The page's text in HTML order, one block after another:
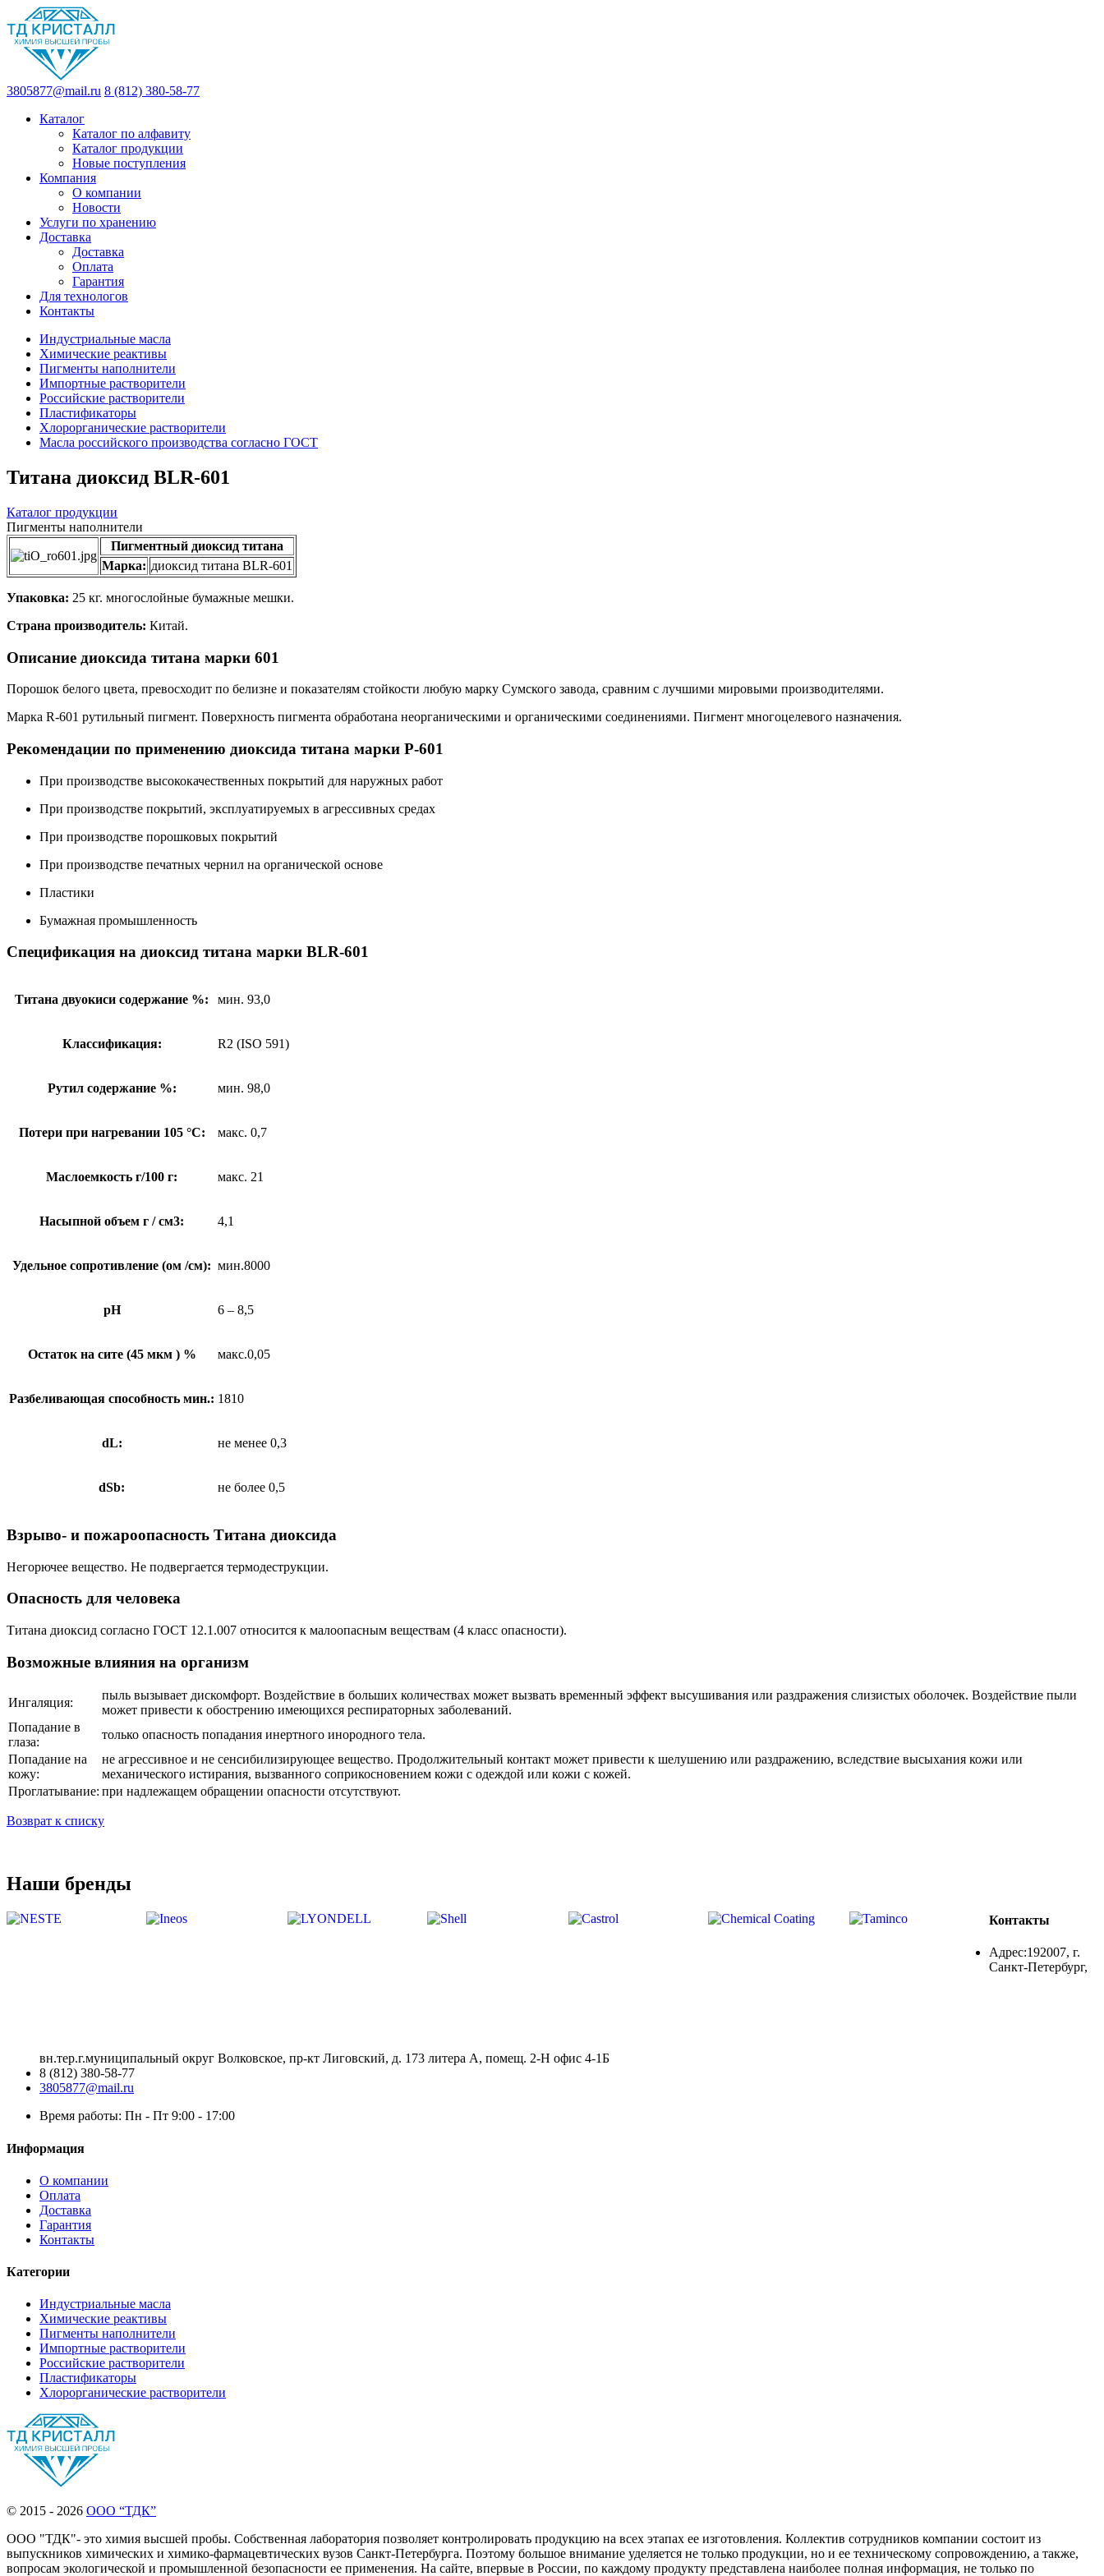
3805877@mail.ru 8 (812) 380-58-77
Каталог
Каталог по алфавиту
Каталог продукции
Новые поступления
Компания
О компании
Новости
Услуги по хранению
Доставка
Доставка
Оплата
Гарантия
Для технологов
Контакты
Индустриальные масла
Химические реактивы
Пигменты наполнители
Импортные растворители
Российские растворители
Пластификаторы
Хлорорганические растворители
Масла российского производства согласно ГОСТ
Титана диоксид BLR-601
Каталог продукции
Пигменты наполнители
Пигментный диоксид титана
Марка: диоксид титана BLR-601
Упаковка: 25 кг. многослойные бумажные мешки.
Страна производитель: Китай.
Описание диоксида титана марки 601
Порошок белого цвета, превосходит по белизне и показателям стойкости любую марку Сумского завода, сравним с лучшими мировыми производителями.
Марка R-601 рутильный пигмент. Поверхность пигмента обработана неорганическими и органическими соединениями. Пигмент многоцелевого назначения.
Рекомендации по применению диоксида титана марки Р-601
При производстве высококачественных покрытий для наружных работ
При производстве покрытий, эксплуатируемых в агрессивных средах
При производстве порошковых покрытий
При производстве печатных чернил на органической основе
Пластики
Бумажная промышленность
Спецификация на диоксид титана марки BLR-601
Титана двуокиси содержание %: мин. 93,0
Классификация: R2 (ISO 591)
Рутил содержание %: мин. 98,0
Потери при нагревании 105 °C: макс. 0,7
Маслоемкость г/100 г: макс. 21
Насыпной объем г / см3: 4,1
Удельное сопротивление (ом /см): мин.8000
pH 6 – 8,5
Остаток на сите (45 мкм ) % макс.0,05
Разбеливающая способность мин.: 1810
dL: не менее 0,3
dSb: не более 0,5
Взрыво- и пожароопасность Титана диоксида
Негорючее вещество. Не подвергается термодеструкции.
Опасность для человека
Титана диоксид согласно ГОСТ 12.1.007 относится к малоопасным веществам (4 класс опасности).
Возможные влияния на организм
Ингаляция:
пыль вызывает дискомфорт. Воздействие в больших количествах может вызвать временный эффект высушивания или раздражения слизистых оболочек. Воздействие пыли
может привести к обострению имеющихся респираторных заболеваний.
Попадание в
глаза:
только опасность попадания инертного инородного тела.
Попадание на
кожу:
не агрессивное и не сенсибилизирующее вещество. Продолжительный контакт может привести к шелушению или раздражению, вследствие высыхания кожи или
механического истирания, вызванного соприкосновением кожи с одеждой или кожи с кожей.
Проглатывание: при надлежащем обращении опасности отсутствуют.
Возврат к списку
Наши бренды
Контакты
Адрес:192007, г.
Санкт-Петербург,
вн.тер.г.муниципальный округ Волковское, пр-кт Лиговский, д. 173 литера А, помещ. 2-Н офис 4-1Б
8 (812) 380-58-77
3805877@mail.ru
Время работы: Пн - Пт 9:00 - 17:00
Информация
О компании
Оплата
Доставка
Гарантия
Контакты
Категории
Индустриальные масла
Химические реактивы
Пигменты наполнители
Импортные растворители
Российские растворители
Пластификаторы
Хлорорганические растворители
© 2015 - 2026 ООО “ТДК”
ООО "ТДК"- это химия высшей пробы. Собственная лаборатория позволяет контролировать продукцию на всех этапах ее изготовления. Коллектив сотрудников компании состоит из
выпускников химических и химико-фармацевтических вузов Санкт-Петербурга. Поэтому большое внимание уделяется не только продукции, но и ее техническому сопровождению, а также,
вопросам экологической и промышленной безопасности ее применения. На сайте, впервые в России, по каждому продукту представлена наиболее полная информация, не только по